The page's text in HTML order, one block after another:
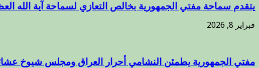
يتقدم سماحة مفتي الجمهورية بخالص التعازي لسماحة آية الله
فبراير 8, 2026
مفتي الجمهورية يطمئن النشامي أحرار العراق ومجلس شيوخ